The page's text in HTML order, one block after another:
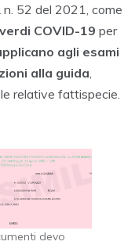
52 del 2021, come
COVID-19 per
agli esami
alla guida
relative fattispecie.
devo